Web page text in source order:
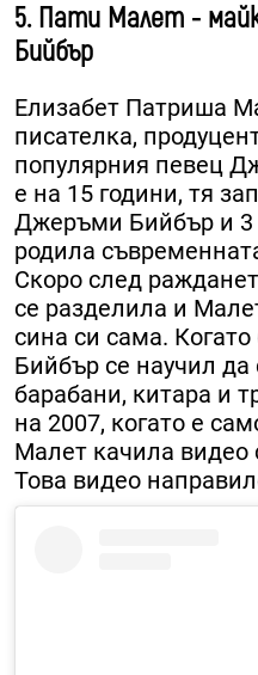
5. Пати Малет -
Бийбър
Елизабет Патриша
писателка,
популярния певец
е на 15 години, тя
Джеръми Бийбър и 3
родила
Скоро след
се разделила и
сина си сама.
Бийбър се научил да
барабани, китара и
на 2007, когато е
Малет качила видео
Това видео